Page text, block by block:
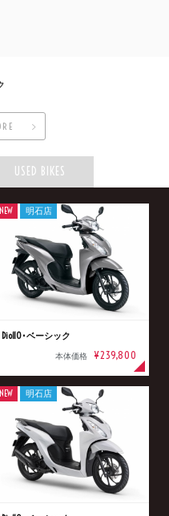
USED BIKES
Dio110･ベーシック
本体価格 ¥239,800
NEW 明石店
NEW 明石店